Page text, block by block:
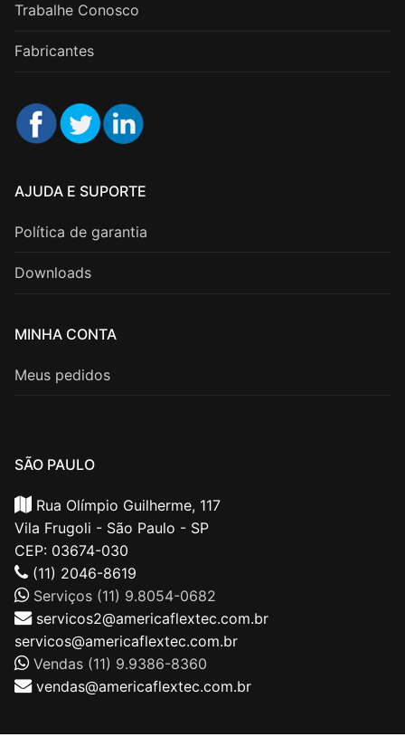
Trabalhe Conosco
Fabricantes
AJUDA E SUPORTE
Política de garantia
Downloads
MINHA CONTA
Meus pedidos
SÃO PAULO
Rua Olímpio Guilherme, 117
Vila Frugoli - São Paulo - SP
CEP: 03674-030
(11) 2046-8619
Serviços (11) 9.8054-0682
servicos2@americaflextec.com.br
servicos@americaflextec.com.br
Vendas (11) 9.9386-8360
vendas@americaflextec.com.br